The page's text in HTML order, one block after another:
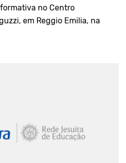
no Centro
em Reggio Emilia, na